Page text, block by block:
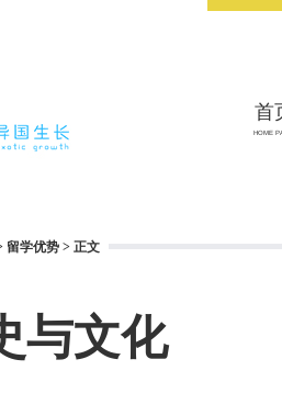
首
HOME
留学优势 > 正文
与文化